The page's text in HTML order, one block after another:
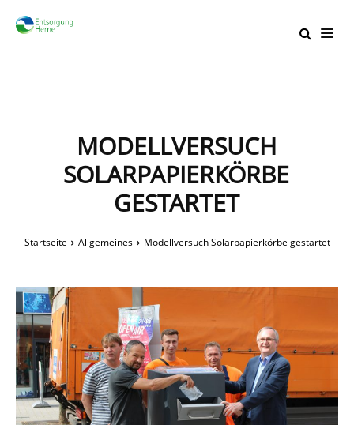
MODELLVERSUCH
SOLARPAPIERKÖRBE
GESTARTET
Startseite Allgemeines Modellversuch Solarpapierkörbe gestartet